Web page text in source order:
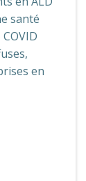
santé
en